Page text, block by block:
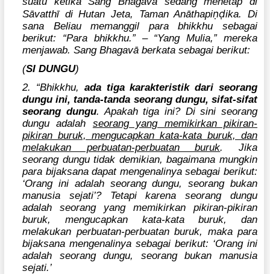
Sāvatthī di Hutan Jeta, Taman Anāthapiṇḍika. Di
sana Beliau memanggil para bhikkhu sebagai
berikut: “Para bhikkhu.” – “Yang Mulia,” mereka
menjawab. Sang Bhagavā berkata sebagai berikut:
(SI DUNGU)
2. “Bhikkhu, ada tiga karakteristik dari seorang
dungu ini, tanda-tanda seorang dungu, sifat-sifat
seorang dungu. Apakah tiga ini? Di sini seorang
dungu adalah seorang yang memikirkan pikiran-
pikiran buruk, mengucapkan kata-kata buruk, dan
melakukan perbuatan-perbuatan buruk. Jika
seorang dungu tidak demikian, bagaimana mungkin
para bijaksana dapat mengenalinya sebagai berikut:
‘Orang ini adalah seorang dungu, seorang bukan
manusia sejati’? Tetapi karena seorang dungu
adalah seorang yang memikirkan pikiran-pikiran
buruk, mengucapkan kata-kata buruk, dan
melakukan perbuatan-perbuatan buruk, maka para
bijaksana mengenalinya sebagai berikut: ‘Orang ini
adalah seorang dungu, seorang bukan manusia
sejati.’